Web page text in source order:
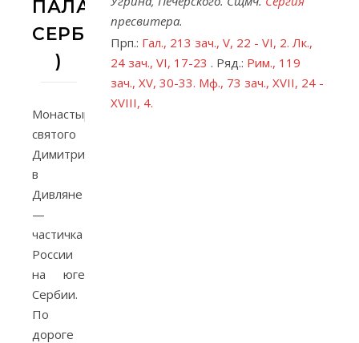
ПАЛАНКА,
СЕРБИЯ
)
Монастырь
святого
Димитрия
в
Дивляне
—
частичка
России
на юге
Сербии.
По
дороге
пресвитера.
Прп.: Гал., 213 зач., V, 22 - VI, 2. Лк.,
24 зач., VI, 17-23 . Ряд.: Рим., 119
зач., XV, 30-33. Мф., 73 зач., XVII, 24 -
XVIII, 4.